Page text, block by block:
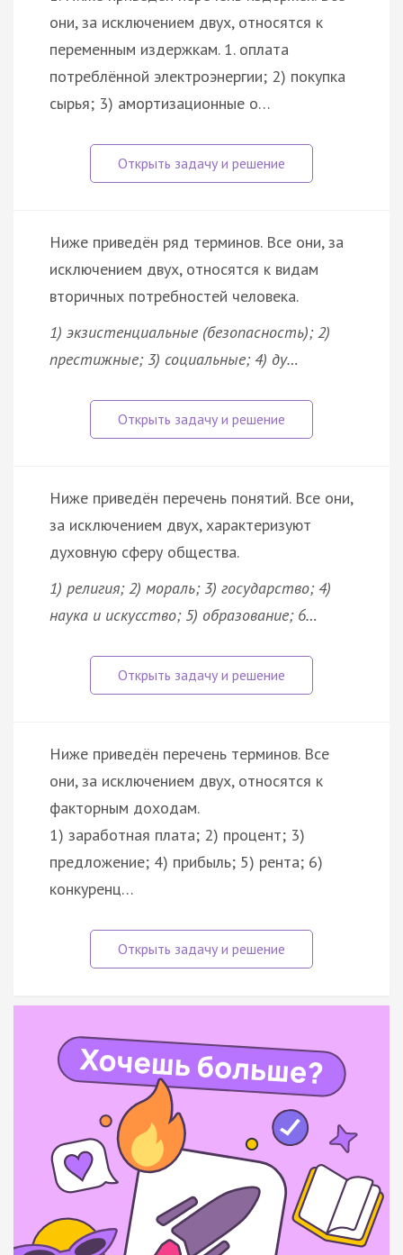
они, за исключением двух, относятся к
переменным издержкам. 1. оплата
потреблённой электроэнергии; 2) покупка
сырья; 3) амортизационные о…
Ниже приведён ряд терминов. Все они, за
исключением двух, относятся к видам
вторичных потребностей человека.
1) экзистенциальные (безопасность); 2)
престижные; 3) социальные; 4) ду…
Ниже приведён перечень понятий. Все они,
за исключением двух, характеризуют
духовную сферу общества.
1) религия; 2) мораль; 3) государство; 4)
наука и искусство; 5) образование; 6…
Ниже приведён перечень терминов. Все
они, за исключением двух, относятся к
факторным доходам.
1) заработная плата; 2) процент; 3)
предложение; 4) прибыль; 5) рента; 6)
конкуренц…